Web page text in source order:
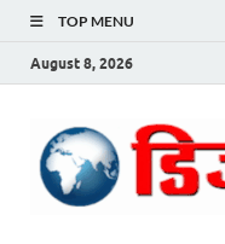
TOP MENU
August 8, 2026